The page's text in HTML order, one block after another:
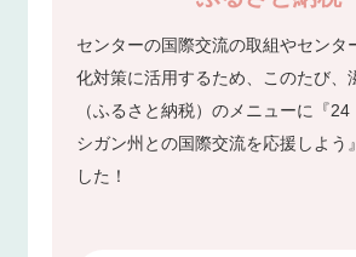
センターの国際交流の取組やセンタ
化対策に活用するため、このたび、
（ふるさと納税）のメニューに『24
シガン州との国際交流を応援しよう
した！